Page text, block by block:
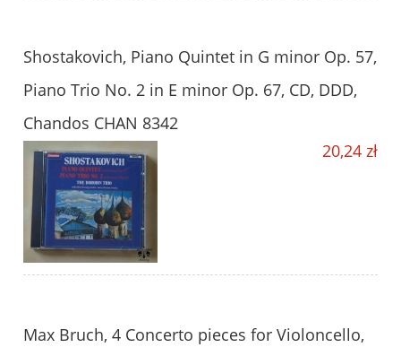
Shostakovich, Piano Quintet in G minor Op. 57,
Piano Trio No. 2 in E minor Op. 67, CD, DDD,
Chandos CHAN 8342
20,24 zł
Max Bruch, 4 Concerto pieces for Violoncello,